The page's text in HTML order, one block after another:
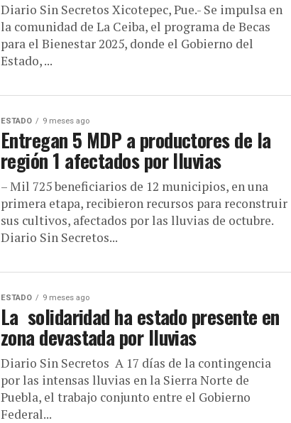
Diario Sin Secretos Xicotepec, Pue.- Se impulsa en
la comunidad de La Ceiba, el programa de Becas
para el Bienestar 2025, donde el Gobierno del
Estado, ...
ESTADO 9 meses ago
Entregan 5 MDP a productores de la
región 1 afectados por lluvias
– Mil 725 beneficiarios de 12 municipios, en una
primera etapa, recibieron recursos para reconstruir
sus cultivos, afectados por las lluvias de octubre.
Diario Sin Secretos...
ESTADO 9 meses ago
La solidaridad ha estado presente en
zona devastada por lluvias
Diario Sin Secretos A 17 días de la contingencia
por las intensas lluvias en la Sierra Norte de
Puebla, el trabajo conjunto entre el Gobierno
Federal...